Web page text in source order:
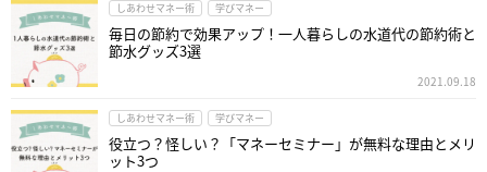
しあわせマネー術 学びマネー
毎日の節約で効果アップ！一人暮らしの水道代の節約術と
節水グッズ3選
2021.09.18
しあわせマネー術 学びマネー
役立つ？怪しい？「マネーセミナー」が無料な理由とメリ
ット3つ